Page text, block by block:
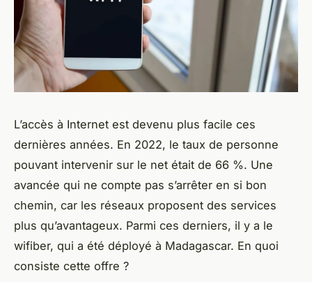
L’accès à Internet est devenu plus facile ces
dernières années. En 2022, le taux de personne
pouvant intervenir sur le net était de 66 %. Une
avancée qui ne compte pas s’arrêter en si bon
chemin, car les réseaux proposent des services
plus qu’avantageux. Parmi ces derniers, il y a le
wifiber, qui a été déployé à Madagascar. En quoi
consiste cette offre ?